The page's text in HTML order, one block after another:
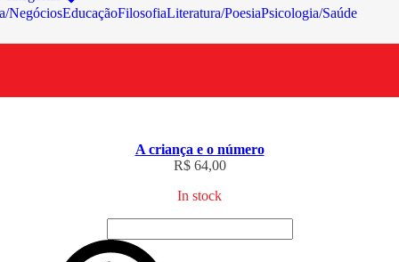
NegóciosEducaçãoFilosofiaLiteratura/PoesiaPsicologia/Saúde
A criança e o número
R$64,00
In stock